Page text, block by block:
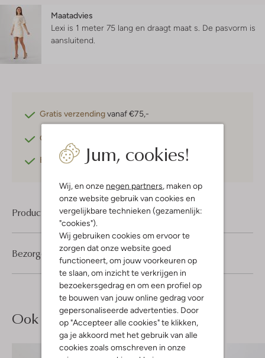
Jum, cookies!
Wij, en onze negen partners , maken op
onze website gebruik van cookies en
vergelijkbare technieken (gezamenlijk:
"cookies").
Wij gebruiken cookies om ervoor te
zorgen dat onze website goed
functioneert, om jouw voorkeuren op
te slaan, om inzicht te verkrijgen in
bezoekersgedrag en om een profiel op
te bouwen van jouw online gedrag voor
gepersonaliseerde advertenties. Door
op "Accepteer alle cookies" te klikken,
ga je akkoord met het gebruik van alle
cookies zoals omschreven in onze
Maatadvies
Lexi is 1 meter 75 lang en draagt maat s. De pasvorm is
aansluitend
Gratis verzendingvanaf €75,-
Gratis retourneren
Betaal achterafmet Klarna
Product informatie
Bezorgen & retourneren
Ook iets voor jou?